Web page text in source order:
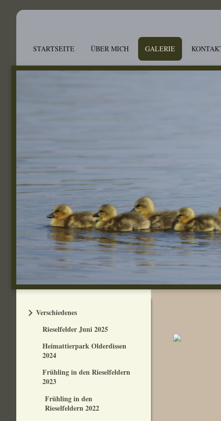
STARTSEITE ÜBER MICH GALERIE
Verschiedenes
Rieselfelder Juni 2025
Heimattierpark Olderdissen
2024
Frühling in den Rieselfeldern
2023
Frühling in den
Rieselfeldern 2022